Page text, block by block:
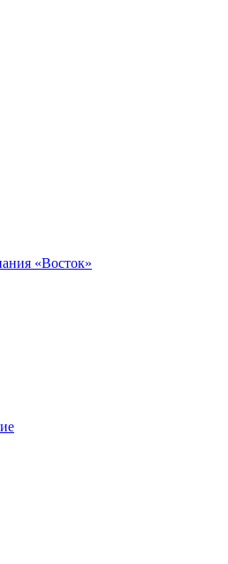
«Восток»